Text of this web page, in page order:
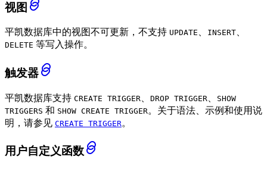
视图
平凯数据库中的视图不可更新，不支持 UPDATE INSERT
DELETE 等写入操作。
触发器
平凯数据库支持 CREATE TRIGGER DROP TRIGGER
SHOW
TRIGGERS 和 SHOW CREATE TRIGGER。关于语法、示例和使用说
明，请参见 CREATE TRIGGER。
用户自定义函数